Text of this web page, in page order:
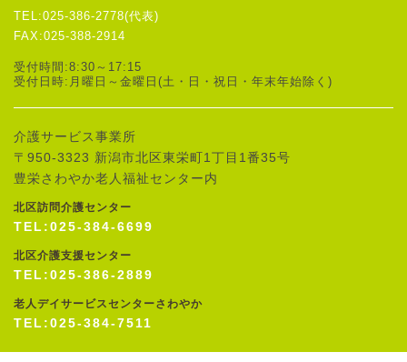
TEL:025-386-2778(代表)
FAX:025-388-2914
受付時間:8:30～17:15
受付日時:月曜日～金曜日(土・日・祝日・年末年始除く)
介護サービス事業所
〒950-3323 新潟市北区東栄町1丁目1番35号
豊栄さわやか老人福祉センター内
北区訪問介護センター
TEL:025-384-6699
北区介護支援センター
TEL:025-386-2889
老人デイサービスセンターさわやか
TEL:025-384-7511